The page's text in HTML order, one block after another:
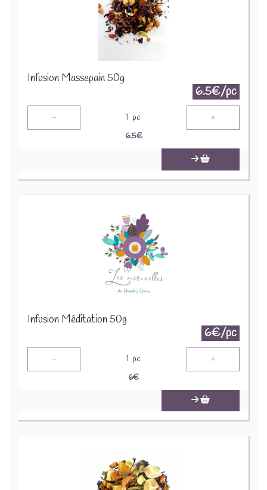
Infusion Massepain 50g
6.5€/pc
- 1 pc +
6.5€
Infusion Méditation 50g
6€/pc
- 1 pc +
6€